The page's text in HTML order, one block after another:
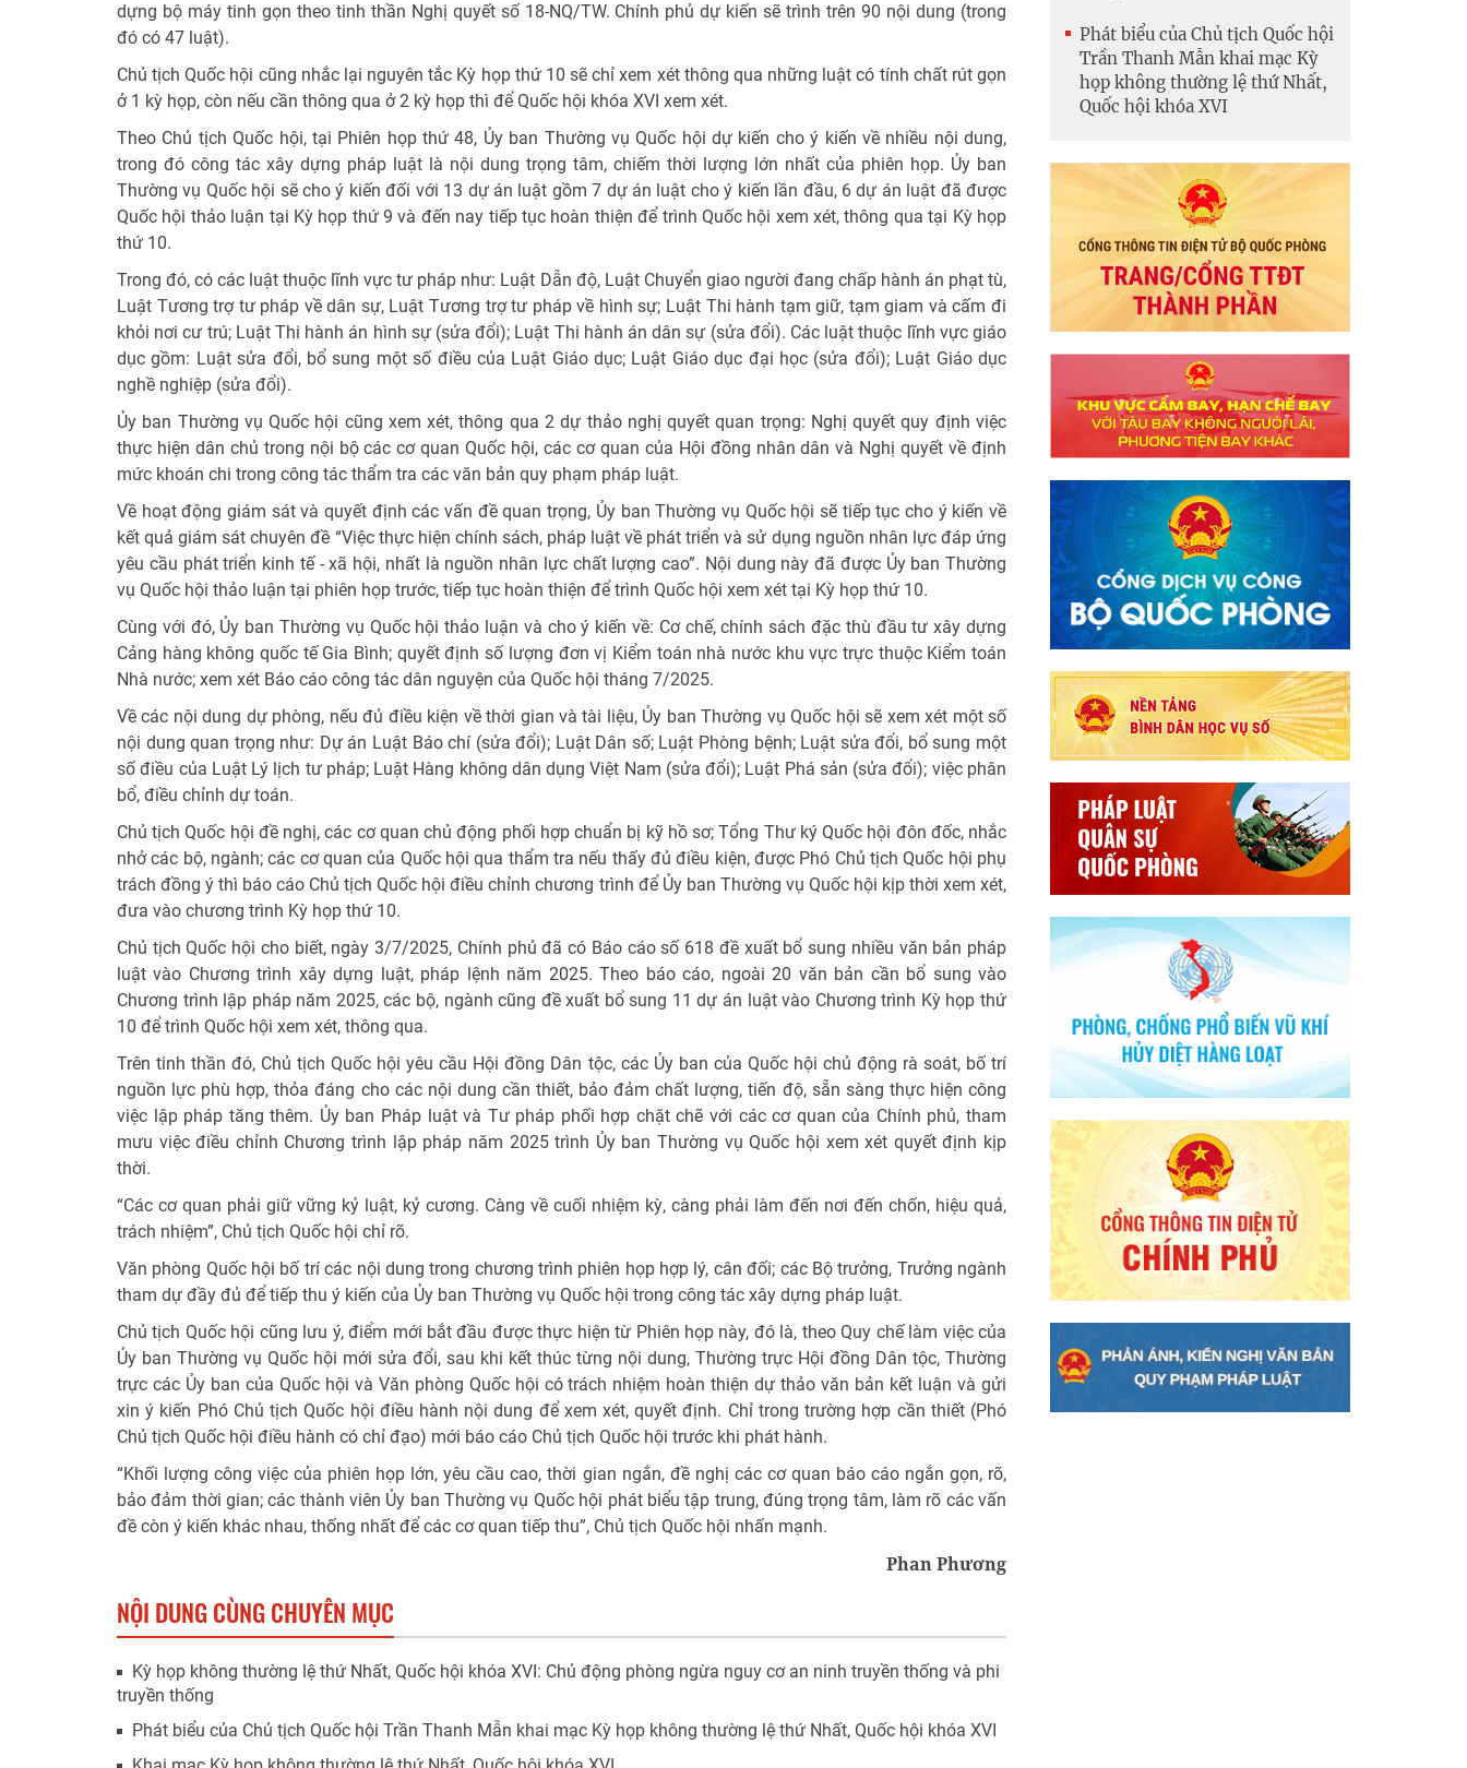
dựng bộ máy tinh gọn theo tinh thần Nghị quyết số 18-NQ/TW. Chính phủ dự kiến sẽ trình trên 90 nội dung (trong
đó có 47 luật).
Chủ tịch Quốc hội cũng nhắc lại nguyên tắc Kỳ họp thứ 10 sẽ chỉ xem xét thông qua những luật có tính chất rút gọn
ở 1 kỳ họp, còn nếu cần thông qua ở 2 kỳ họp thì để Quốc hội khóa XVI xem xét.
Theo Chủ tịch Quốc hội, tại Phiên họp thứ 48, Ủy ban Thường vụ Quốc hội dự kiến cho ý kiến về nhiều nội dung,
trong đó công tác xây dựng pháp luật là nội dung trọng tâm, chiếm thời lượng lớn nhất của phiên họp. Ủy ban
Thường vụ Quốc hội sẽ cho ý kiến đối với 13 dự án luật gồm 7 dự án luật cho ý kiến lần đầu, 6 dự án luật đã được
Quốc hội thảo luận tại Kỳ họp thứ 9 và đến nay tiếp tục hoàn thiện để trình Quốc hội xem xét, thông qua tại Kỳ họp
thứ 10.
Trong đó, có các luật thuộc lĩnh vực tư pháp như: Luật Dẫn độ, Luật Chuyển giao người đang chấp hành án phạt tù,
Luật Tương trợ tư pháp về dân sự, Luật Tương trợ tư pháp về hình sự; Luật Thi hành tạm giữ, tạm giam và cấm đi
khỏi nơi cư trú; Luật Thi hành án hình sự (sửa đổi); Luật Thi hành án dân sự (sửa đổi). Các luật thuộc lĩnh vực giáo
dục gồm: Luật sửa đổi, bổ sung một số điều của Luật Giáo dục; Luật Giáo dục đại học (sửa đổi); Luật Giáo dục
nghề nghiệp (sửa đổi).
Ủy ban Thường vụ Quốc hội cũng xem xét, thông qua 2 dự thảo nghị quyết quan trọng: Nghị quyết quy định việc
thực hiện dân chủ trong nội bộ các cơ quan Quốc hội, các cơ quan của Hội đồng nhân dân và Nghị quyết về định
mức khoán chi trong công tác thẩm tra các văn bản quy phạm pháp luật.
Về hoạt động giám sát và quyết định các vấn đề quan trọng, Ủy ban Thường vụ Quốc hội sẽ tiếp tục cho ý kiến về
kết quả giám sát chuyên đề “Việc thực hiện chính sách, pháp luật về phát triển và sử dụng nguồn nhân lực đáp ứng
yêu cầu phát triển kinh tế - xã hội, nhất là nguồn nhân lực chất lượng cao”. Nội dung này đã được Ủy ban Thường
vụ Quốc hội thảo luận tại phiên họp trước, tiếp tục hoàn thiện để trình Quốc hội xem xét tại Kỳ họp thứ 10.
Cùng với đó, Ủy ban Thường vụ Quốc hội thảo luận và cho ý kiến về: Cơ chế, chính sách đặc thù đầu tư xây dựng
Cảng hàng không quốc tế Gia Bình; quyết định số lượng đơn vị Kiểm toán nhà nước khu vực trực thuộc Kiểm toán
Nhà nước; xem xét Báo cáo công tác dân nguyện của Quốc hội tháng 7/2025.
Về các nội dung dự phòng, nếu đủ điều kiện về thời gian và tài liệu, Ủy ban Thường vụ Quốc hội sẽ xem xét một số
nội dung quan trọng như: Dự án Luật Báo chí (sửa đổi); Luật Dân số; Luật Phòng bệnh; Luật sửa đổi, bổ sung một
số điều của Luật Lý lịch tư pháp; Luật Hàng không dân dụng Việt Nam (sửa đổi); Luật Phá sản (sửa đổi); việc phân
bổ, điều chỉnh dự toán.
Chủ tịch Quốc hội đề nghị, các cơ quan chủ động phối hợp chuẩn bị kỹ hồ sơ; Tổng Thư ký Quốc hội đôn đốc, nhắc
nhở các bộ, ngành; các cơ quan của Quốc hội qua thẩm tra nếu thấy đủ điều kiện, được Phó Chủ tịch Quốc hội phụ
trách đồng ý thì báo cáo Chủ tịch Quốc hội điều chỉnh chương trình để Ủy ban Thường vụ Quốc hội kịp thời xem xét,
đưa vào chương trình Kỳ họp thứ 10.
Chủ tịch Quốc hội cho biết, ngày 3/7/2025, Chính phủ đã có Báo cáo số 618 đề xuất bổ sung nhiều văn bản pháp
luật vào Chương trình xây dựng luật, pháp lệnh năm 2025. Theo báo cáo, ngoài 20 văn bản cần bổ sung vào
Chương trình lập pháp năm 2025, các bộ, ngành cũng đề xuất bổ sung 11 dự án luật vào Chương trình Kỳ họp thứ
10 để trình Quốc hội xem xét, thông qua.
Trên tinh thần đó, Chủ tịch Quốc hội yêu cầu Hội đồng Dân tộc, các Ủy ban của Quốc hội chủ động rà soát, bố trí
nguồn lực phù hợp, thỏa đáng cho các nội dung cần thiết, bảo đảm chất lượng, tiến độ, sẵn sàng thực hiện công
việc lập pháp tăng thêm. Ủy ban Pháp luật và Tư pháp phối hợp chặt chẽ với các cơ quan của Chính phủ, tham
mưu việc điều chỉnh Chương trình lập pháp năm 2025 trình Ủy ban Thường vụ Quốc hội xem xét quyết định kịp
thời.
“Các cơ quan phải giữ vững kỷ luật, kỷ cương. Càng về cuối nhiệm kỳ, càng phải làm đến nơi đến chốn, hiệu quả,
trách nhiệm”, Chủ tịch Quốc hội chỉ rõ.
Văn phòng Quốc hội bố trí các nội dung trong chương trình phiên họp hợp lý, cân đối; các Bộ trưởng, Trưởng ngành
tham dự đầy đủ để tiếp thu ý kiến của Ủy ban Thường vụ Quốc hội trong công tác xây dựng pháp luật.
Chủ tịch Quốc hội cũng lưu ý, điểm mới bắt đầu được thực hiện từ Phiên họp này, đó là, theo Quy chế làm việc của
Ủy ban Thường vụ Quốc hội mới sửa đổi, sau khi kết thúc từng nội dung, Thường trực Hội đồng Dân tộc, Thường
trực các Ủy ban của Quốc hội và Văn phòng Quốc hội có trách nhiệm hoàn thiện dự thảo văn bản kết luận và gửi
xin ý kiến Phó Chủ tịch Quốc hội điều hành nội dung để xem xét, quyết định. Chỉ trong trường hợp cần thiết (Phó
Chủ tịch Quốc hội điều hành có chỉ đạo) mới báo cáo Chủ tịch Quốc hội trước khi phát hành.
“Khối lượng công việc của phiên họp lớn, yêu cầu cao, thời gian ngắn, đề nghị các cơ quan báo cáo ngắn gọn, rõ,
bảo đảm thời gian; các thành viên Ủy ban Thường vụ Quốc hội phát biểu tập trung, đúng trọng tâm, làm rõ các vấn
đề còn ý kiến khác nhau, thống nhất để các cơ quan tiếp thu”, Chủ tịch Quốc hội nhấn mạnh.
Phan Phương
NỘI DUNG CÙNG CHUYÊN MỤC
Kỳ họp không thường lệ thứ Nhất, Quốc hội khóa XVI: Chủ động phòng ngừa nguy cơ an ninh truyền thống và phi
truyền thống
Phát biểu của Chủ tịch Quốc hội Trần Thanh Mẫn khai mạc Kỳ họp không thường lệ thứ Nhất, Quốc hội khóa XVI
Phát biểu của Chủ tịch Quốc hội
Trần Thanh Mẫn khai mạc Kỳ
họp không thường lệ thứ Nhất,
Quốc hội khóa XVI